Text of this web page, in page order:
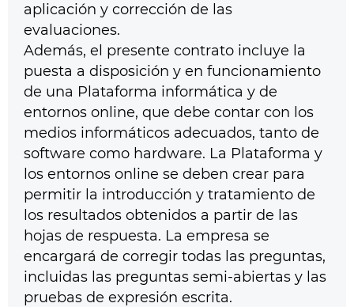
aplicación y corrección de las
evaluaciones.
Además, el presente contrato incluye la
puesta a disposición y en funcionamiento
de una Plataforma informática y de
entornos online, que debe contar con los
medios informáticos adecuados, tanto de
software como hardware. La Plataforma y
los entornos online se deben crear para
permitir la introducción y tratamiento de
los resultados obtenidos a partir de las
hojas de respuesta. La empresa se
encargará de corregir todas las preguntas,
incluidas las preguntas semi-abiertas y las
pruebas de expresión escrita.